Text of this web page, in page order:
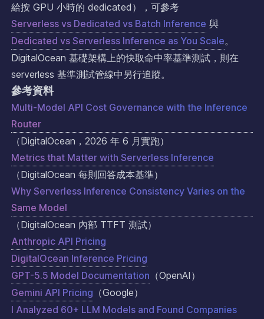
給按 GPU 小時的 dedicated），可參考
Serverless vs Dedicated vs Batch Inference 與
Dedicated vs Serverless Inference as You Scale。
DigitalOcean 基礎架構上的快取命中率基準測試，則在
serverless 基準測試管線中另行追蹤。
參考資料
Multi-Model API Cost Governance with the Inference
Router
（DigitalOcean，2026 年 6 月實跑）
Metrics that Matter with Serverless Inference
（DigitalOcean 每則回答成本基準）
Why Serverless Inference Consistency Varies on the
Same Model
（DigitalOcean 內部 TTFT 測試）
Anthropic API Pricing
DigitalOcean Inference Pricing
GPT-5.5 Model Documentation （OpenAI）
Gemini API Pricing （Google）
I Analyzed 60+ LLM Models and Found Companies